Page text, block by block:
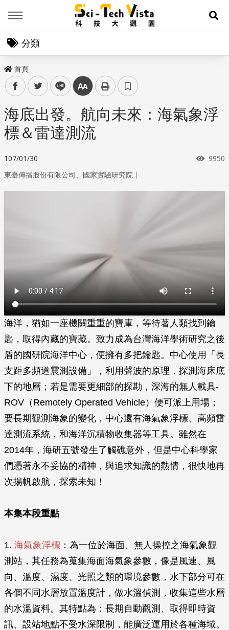
展
分類
首頁
facebooktwitter line 中
海底出發。航向未來：海氣象浮
標＆雷達測流
107/01/30 瀏覽
9950
東臺傳播股份有限公司、國家實驗研究院 ｜
海洋，猶如一座機關重重的寶庫，等待著人類找到鑰
匙，取得內藏的寶藏。致力成為台灣海洋學術研究之後
盾的國研院海洋中心，便擁有多把鑰匙。中心使用「長
支距多頻道震測設備」，利用聲波的原理，探測海床底
下的地層；若是需要更細部的探勘，深海的無人載具-
ROV（Remotely Operated Vehicle）便可派上用場；
要長期觀測海象的變化，中心還有海氣象浮標、高頻雷
達測流系統，和海洋沉積物收集器等工具。雖然在
2014年，海研五號發生了觸礁意外，但是中心科學家
們憑著永不妥協的精神，與追求知識的熱情，很快地再
次揚帆啟航，探索未知！
本集本段重點
1. 海氣象浮標 ：為一位於海面、無人操控之海氣象觀
測站，其任務為蒐集海面海氣象參數，像是風速、風
向、溫度、濕度、光照之類的環境參數，水下部分可在
各個不同水層放置溫度計，做水溫偵測，收集這些水層
的水溫資料。其特點為：長期自動觀測、取得即時資
訊、設站地點不受水深限制，能廣泛運用於各種海域。